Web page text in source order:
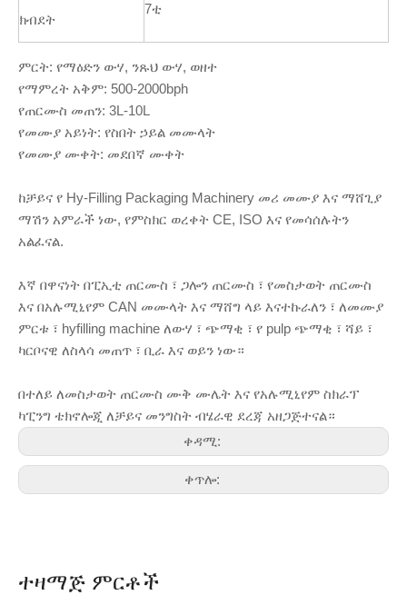
ክብደት
7ቲ
ምርት: የማዕድን ውሃ, ንጹህ ውሃ, ወዘተ
የማምረት አቅም: 500-2000bph
የጠርሙስ መጠን: 3L-10L
የመሙያ አይነት: የስበት ኃይል መሙላት
የመሙያ ሙቀት: መደበኛ ሙቀት
ከቻይና የ Hy-Filling Packaging Machinery መሪ መሙያ እና ማሸጊያ
ማሽን አምራች ነው, የምስክር ወረቀት CE, ISO እና የመሳሰሉትን
አልፈናል.
እኛ በዋናነት በፒኢቲ ጠርሙስ ፣ ጋሎን ጠርሙስ ፣ የመስታወት ጠርሙስ
እና በአሉሚኒየም CAN መሙላት እና ማሸግ ላይ እናተኩራለን ፣ ለመሙያ
ምርቱ ፣ hyfilling machine ለውሃ ፣ ጭማቂ ፣ የ pulp ጭማቂ ፣ ሻይ ፣
ካርቦናዊ ለስላሳ መጠጥ ፣ ቢራ እና ወይን ነው።
በተለይ ለመስታወት ጠርሙስ ሙቅ ሙሌት እና የአሉሚኒየም ስክራፕ
ካፒንግ ቴክኖሎጂ ለቻይና መንግስት ብሄራዊ ደረጃ አዘጋጅተናል።
ቀዳሚ:
ቀጥሎ:
ተዛማጅ ምርቶች